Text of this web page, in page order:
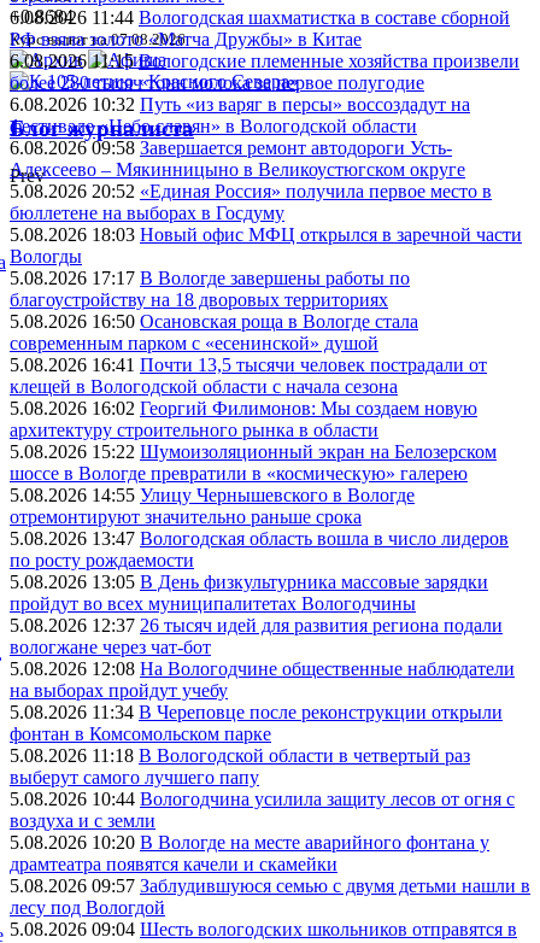
6.08.2026 11:44 Вологодская шахматистка в составе сборной
РФ взяла золото «Матча Дружбы» в Китае
6.08.2026 11:15 Вологодские племенные хозяйства произвели
более 280 тысяч тонн молока за первое полугодие
6.08.2026 10:32 Путь «из варяг в персы» воссоздадут на
фестивале «Небо славян» в Вологодской области
6.08.2026 09:58 Завершается ремонт автодороги Усть-
Алексеево – Мякинницыно в Великоустюгском округе
5.08.2026 20:52 «Единая Россия» получила первое место в
бюллетене на выборах в Госдуму
5.08.2026 18:03 Новый офис МФЦ открылся в заречной части
Вологды
5.08.2026 17:17 В Вологде завершены работы по
благоустройству на 18 дворовых территориях
5.08.2026 16:50 Осановская роща в Вологде стала
современным парком с «есенинской» душой
5.08.2026 16:41 Почти 13,5 тысячи человек пострадали от
клещей в Вологодской области с начала сезона
5.08.2026 16:02 Георгий Филимонов: Мы создаем новую
архитектуру строительного рынка в области
5.08.2026 15:22 Шумоизоляционный экран на Белозерском
шоссе в Вологде превратили в «космическую» галерею
5.08.2026 14:55 Улицу Чернышевского в Вологде
отремонтируют значительно раньше срока
5.08.2026 13:47 Вологодская область вошла в число лидеров
по росту рождаемости
5.08.2026 13:05 В День физкультурника массовые зарядки
пройдут во всех муниципалитетах Вологодчины
5.08.2026 12:37 26 тысяч идей для развития региона подали
вологжане через чат-бот
5.08.2026 12:08 На Вологодчине общественные наблюдатели
на выборах пройдут учебу
5.08.2026 11:34 В Череповце после реконструкции открыли
фонтан в Комсомольском парке
5.08.2026 11:18 В Вологодской области в четвертый раз
выберут самого лучшего папу
5.08.2026 10:44 Вологодчина усилила защиту лесов от огня с
воздуха и с земли
5.08.2026 10:20 В Вологде на месте аварийного фонтана у
драмтеатра появятся качели и скамейки
5.08.2026 09:57 Заблудившуюся семью с двумя детьми нашли в
лесу под Вологдой
5.08.2026 09:04 Шесть вологодских школьников отправятся в
+0.8684
Курс валют на 07.08.2026
Блог журналиста
Prev